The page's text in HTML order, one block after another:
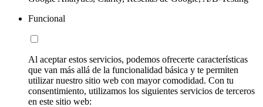
Funcional
Al aceptar estos servicios, podemos ofrecerte características
que van más allá de la funcionalidad básica y te permiten
utilizar nuestro sitio web con mayor comodidad. Con tu
consentimiento, utilizamos los siguientes servicios de terceros
en este sitio web: